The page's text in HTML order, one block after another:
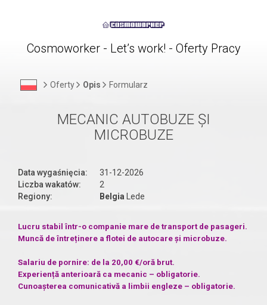
Cosmoworker - Let’s work! - Oferty Pracy
Oferty Opis Formularz
MECANIC AUTOBUZE ȘI
MICROBUZE
Data wygaśnięcia:
31-12-2026
Liczba wakatów:
2
Regiony:
Belgia Lede
Lucru stabil într-o companie mare de transport de pasageri.
Muncă de întreținere a flotei de autocare și microbuze.
Salariu de pornire: de la 20,00 €/oră brut.
Experiență anterioară ca mecanic – obligatorie.
Cunoașterea comunicativă a limbii engleze – obligatorie.